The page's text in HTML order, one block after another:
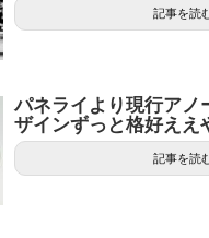
記事を読
パネライより現行アノ
ザインずっと格好ええ
記事を読